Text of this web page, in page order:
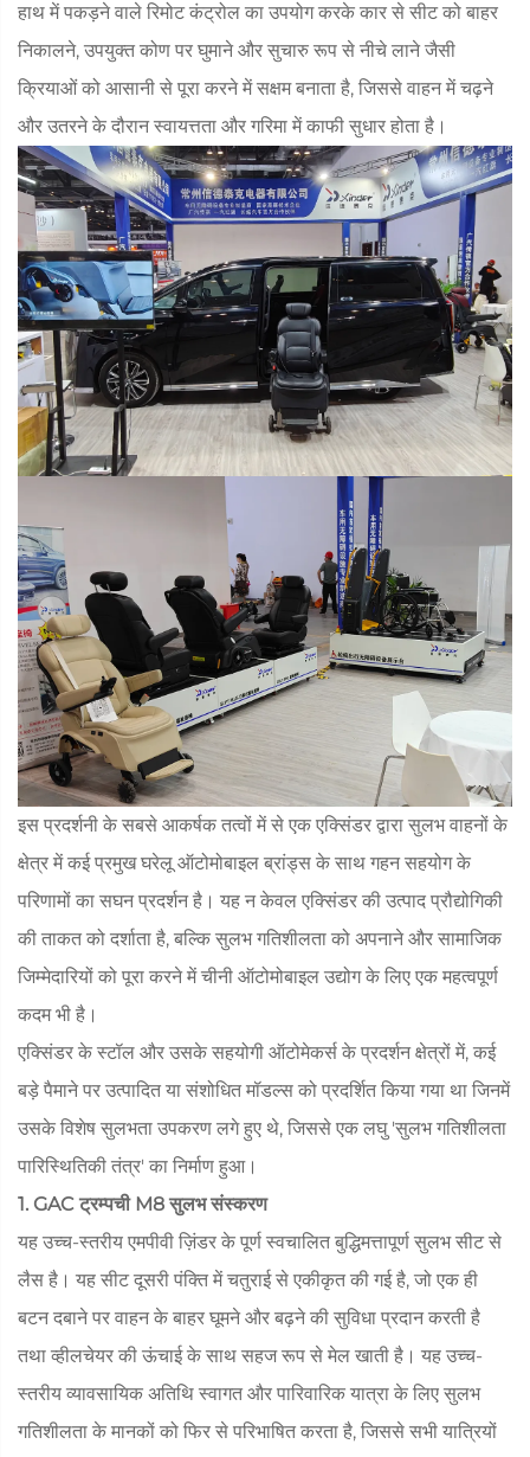
हाथ में पकड़ने वाले रिमोट कंट्रोल का उपयोग करके कार से सीट को बाहर
निकालने, उपयुक्त कोण पर घुमाने और सुचारु रूप से नीचे लाने जैसी
क्रियाओं को आसानी से पूरा करने में सक्षम बनाता है, जिससे वाहन में चढ़ने
और उतरने के दौरान स्वायत्तता और गरिमा में काफी सुधार होता है।
इस प्रदर्शनी के सबसे आकर्षक तत्वों में से एक एक्सिंडर द्वारा सुलभ वाहनों के
क्षेत्र में कई प्रमुख घरेलू ऑटोमोबाइल ब्रांड्स के साथ गहन सहयोग के
परिणामों का सघन प्रदर्शन है। यह न केवल एक्सिंडर की उत्पाद प्रौद्योगिकी
की ताकत को दर्शाता है, बल्कि सुलभ गतिशीलता को अपनाने और सामाजिक
जिम्मेदारियों को पूरा करने में चीनी ऑटोमोबाइल उद्योग के लिए एक महत्वपूर्ण
कदम भी है।
एक्सिंडर के स्टॉल और उसके सहयोगी ऑटोमेकर्स के प्रदर्शन क्षेत्रों में, कई
बड़े पैमाने पर उत्पादित या संशोधित मॉडल्स को प्रदर्शित किया गया था जिनमें
उसके विशेष सुलभता उपकरण लगे हुए थे, जिससे एक लघु 'सुलभ गतिशीलता
पारिस्थितिकी तंत्र' का निर्माण हुआ।
1. GAC ट्रम्पची M8 सुलभ संस्करण
यह उच्च-स्तरीय एमपीवी ज़िंडर के पूर्ण स्वचालित बुद्धिमत्तापूर्ण सुलभ सीट से
लैस है। यह सीट दूसरी पंक्ति में चतुराई से एकीकृत की गई है, जो एक ही
बटन दबाने पर वाहन के बाहर घूमने और बढ़ने की सुविधा प्रदान करती है
तथा व्हीलचेयर की ऊंचाई के साथ सहज रूप से मेल खाती है। यह उच्च-
स्तरीय व्यावसायिक अतिथि स्वागत और पारिवारिक यात्रा के लिए सुलभ
गतिशीलता के मानकों को फिर से परिभाषित करता है, जिससे सभी यात्रियों